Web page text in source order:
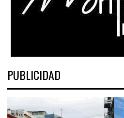
PUBLICIDAD